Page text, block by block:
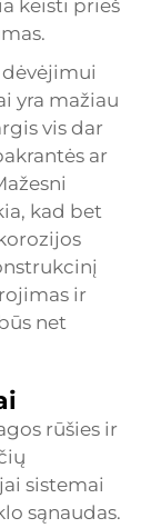
keisti prieš
yra mažiau
vis dar
ar
kad bet
ir
net
rūšies ir
sistemai
sąnaudas.